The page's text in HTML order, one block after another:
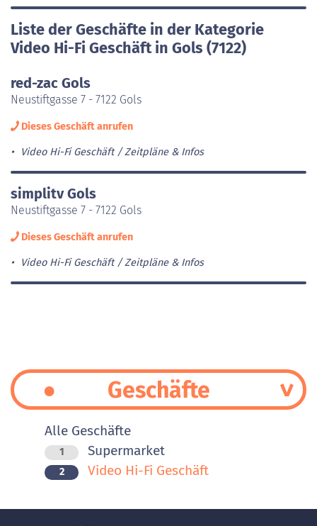
Liste der Geschäfte in der Kategorie
Video Hi-Fi Geschäft in Gols (7122)
red-zac Gols
Neustiftgasse 7 - 7122 Gols
Dieses Geschäft anrufen
Video Hi-Fi Geschäft Zeitpläne & Infos
simplitv Gols
Neustiftgasse 7 - 7122 Gols
Dieses Geschäft anrufen
Video Hi-Fi Geschäft Zeitpläne & Infos
Geschäfte
Alle Geschäfte
1 Supermarket
2 Video Hi-Fi Geschäft